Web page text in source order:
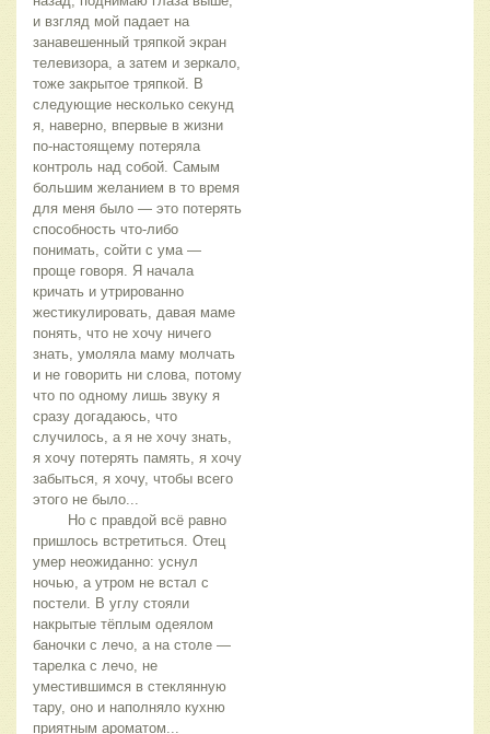
и взгляд мой падает на
занавешенный тряпкой экран
телевизора, а затем и зеркало,
тоже закрытое тряпкой. В
следующие несколько секунд
я, наверно, впервые в жизни
по-настоящему потеряла
контроль над собой. Самым
большим желанием в то время
для меня было — это потерять
способность что-либо
понимать, сойти с ума —
проще говоря. Я начала
кричать и утрированно
жестикулировать, давая маме
понять, что не хочу ничего
знать, умоляла маму молчать
и не говорить ни слова, потому
что по одному лишь звуку я
сразу догадаюсь, что
случилось, а я не хочу знать,
я хочу потерять память, я хочу
забыться, я хочу, чтобы всего
этого не было...
пришлось встретиться. Отец
умер неожиданно: уснул
ночью, а утром не встал с
постели. В углу стояли
накрытые тёплым одеялом
баночки с лечо, а на столе —
тарелка с лечо, не
уместившимся в стеклянную
тару, оно и наполняло кухню
приятным ароматом...